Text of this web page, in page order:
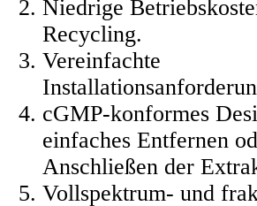
Niedrige
Recycling.
Vereinfachte
cGMP-konformes
einfaches Entfernen
Anschließen der
Vollspektrum- und